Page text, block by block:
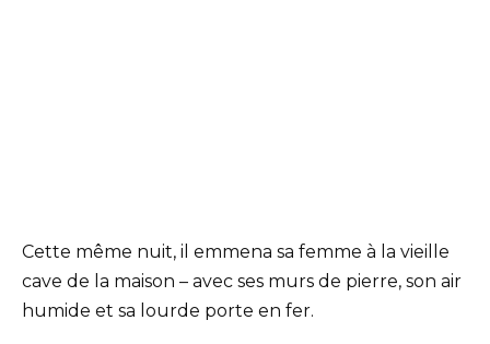
Cette même nuit, il emmena sa femme à la vieille
cave de la maison – avec ses murs de pierre, son air
humide et sa lourde porte en fer.